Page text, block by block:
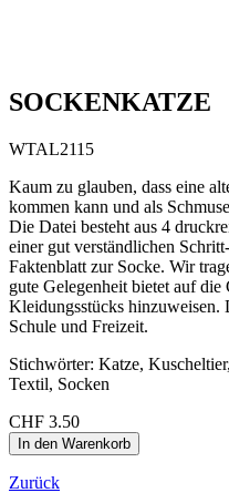
SOCKENKATZE
WTAL2115
Kaum zu glauben, dass eine
kommen kann und als
Die Datei besteht aus 4
einer gut verständlichen
Faktenblatt zur Socke. Wir
gute Gelegenheit bietet auf die
Kleidungsstücks hinzuweisen.
Schule und Freizeit.
Stichwörter: Katze,
Textil, Socken
CHF 3.50
Zurück